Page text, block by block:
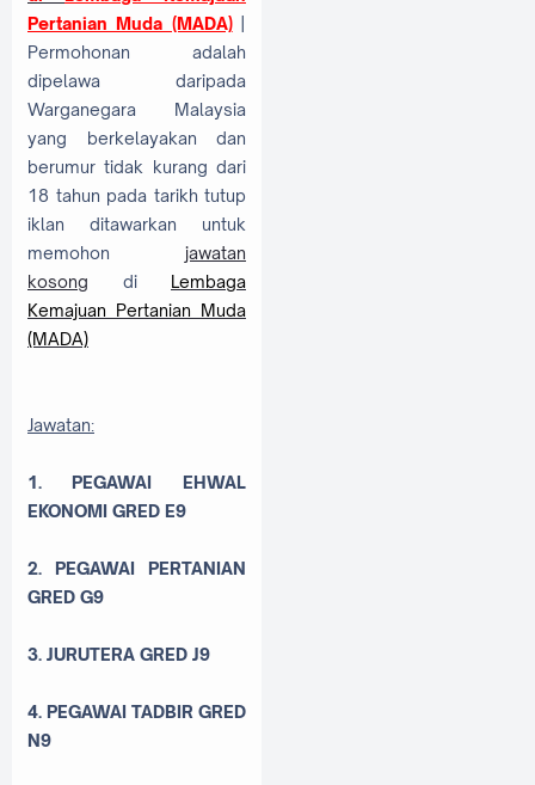
Pertanian Muda (MADA)|
Permohonan adalah
dipelawa daripada
Warganegara Malaysia
yang berkelayakan dan
berumur tidak kurang dari
18 tahun pada tarikh tutup
iklan ditawarkan untuk
memohon jawatan
kosong di Lembaga
Kemajuan Pertanian Muda
(MADA)
Jawatan:
1. PEGAWAI EHWAL
EKONOMI GRED E9
2. PEGAWAI PERTANIAN
GRED G9
3. JURUTERA GRED J9
4. PEGAWAI TADBIR GRED
N9